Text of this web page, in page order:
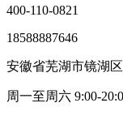
400-110-0821
18588887646
安徽省芜湖市镜湖
周一至周六 9:00-